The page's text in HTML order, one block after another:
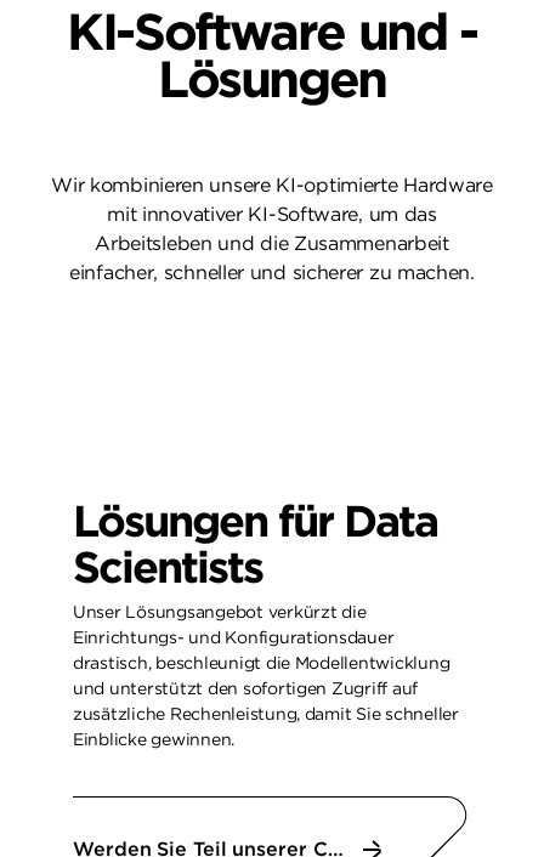
KI-Software und -
Lösungen
Wir kombinieren unsere KI-optimierte Hardware
mit innovativer KI-Software, um das
Arbeitsleben und die Zusammenarbeit
einfacher, schneller und sicherer zu machen.
Lösungen für Data
Scientists
Unser Lösungsangebot verkürzt die
Einrichtungs- und Konfigurationsdauer
drastisch, beschleunigt die Modellentwicklung
und unterstützt den sofortigen Zugriff auf
zusätzliche Rechenleistung, damit Sie schneller
Einblicke gewinnen.
Werden Sie Teil unserer Community